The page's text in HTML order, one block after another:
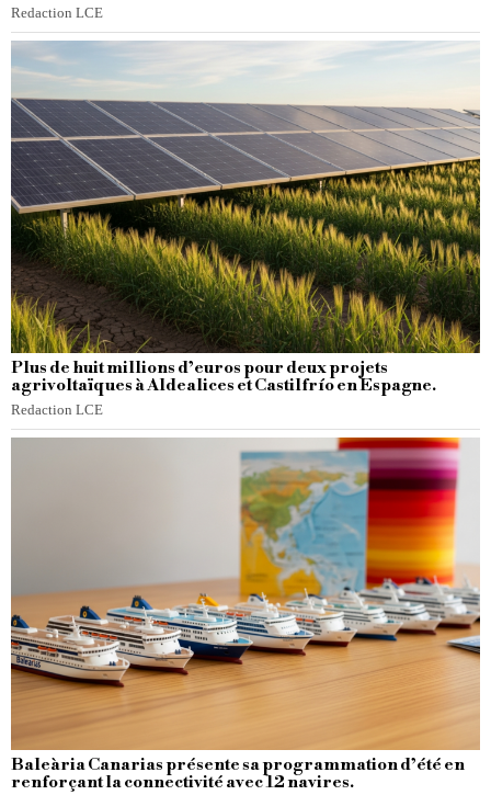
Redaction LCE
Plus de huit millions d’euros pour deux projets
agrivoltaïques à Aldealices et Castilfrío en Espagne.
Redaction LCE
Baleària Canarias présente sa programmation d’été en
renforçant la connectivité avec 12 navires.